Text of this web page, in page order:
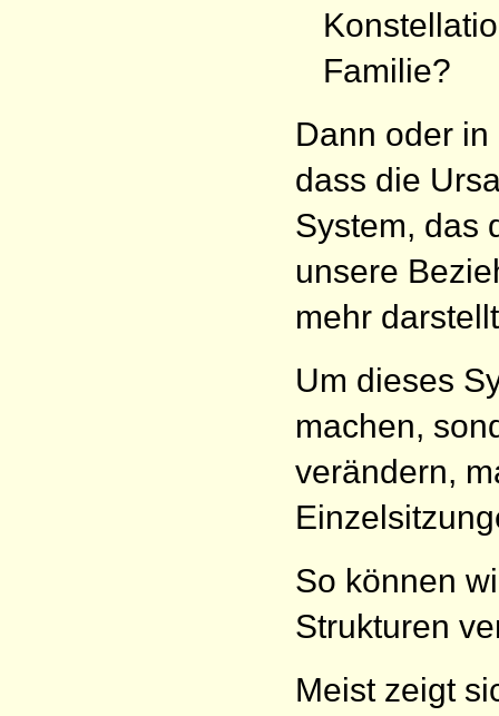
Familie?
Dann oder
dass die
System, das
unsere
mehr
Um dieses
machen,
verändern,
So können
Strukturen
Meist zeigt